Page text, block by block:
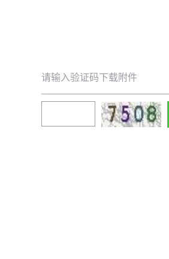
请输入验证码下载附件